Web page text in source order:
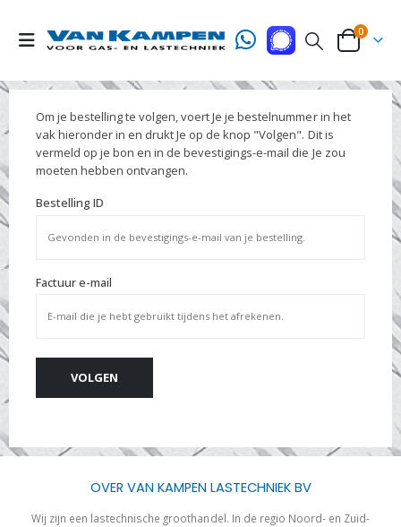
0
Om je bestelling te volgen, voert Je je bestelnummer in het
vak hieronder in en drukt Je op de knop "Volgen". Dit is
vermeld op je bon en in de bevestigings-e-mail die Je zou
moeten hebben ontvangen.
Bestelling ID
Factuur e-mail
VOLGEN
OVER VAN KAMPEN LASTECHNIEK BV
Wij zijn een lastechnische groothandel. In de regio Noord- en Zuid-